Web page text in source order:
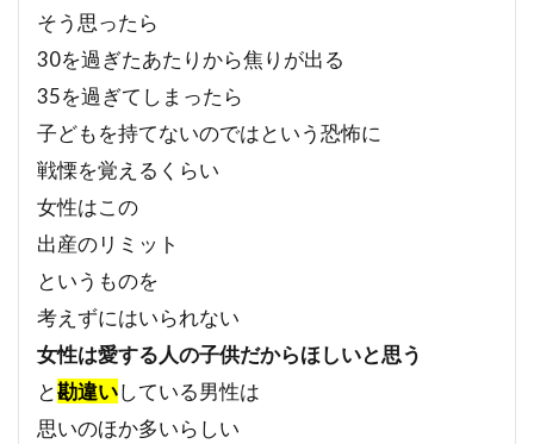
そう思ったら
30を過ぎたあたりから焦りが出る
35を過ぎてしまったら
子どもを持てないのではという恐怖に
戦慄を覚えるくらい
女性はこの
出産のリミット
というものを
考えずにはいられない
女性は愛する人の子供だからほしいと思う
と勘違いしている男性は
思いのほか多いらしい